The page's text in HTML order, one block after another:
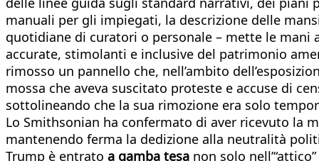
manuali per gli impiegati, la descrizione delle
quotidiane di curatori o personale – mette le mani
accurate, stimolanti e inclusive del patrimonio
rimosso un pannello che, nell’ambito
mossa che aveva suscitato proteste e accuse di
sottolineando che la sua rimozione era solo
Lo Smithsonian ha confermato di aver ricevuto la
mantenendo ferma la dedizione alla neutralità
Trump è entrato a gamba tesa non solo